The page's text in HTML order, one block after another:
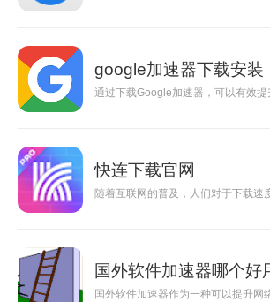
google加速器下载安装
通过下载Google加速器，可以有效
快连下载官网
随着互联网的普及，人们对于下载
国外软件加速器哪个好
国外软件加速器作为一种可以提升